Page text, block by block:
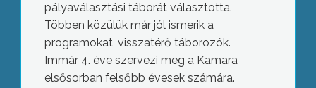
pályaválasztási táborát választotta.
Többen közülük már jól ismerik a
programokat, visszatérő táborozók.
Immár 4. éve szervezi meg a Kamara
elsősorban felsőbb évesek számára.